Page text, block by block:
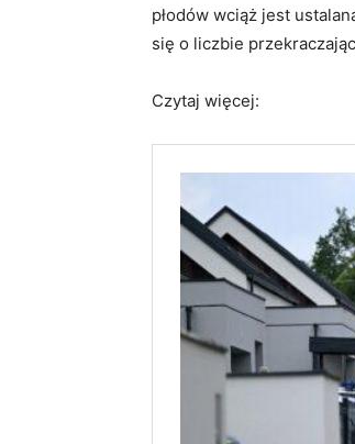
płodów wciąż jest
się o liczbie
Czytaj więcej: